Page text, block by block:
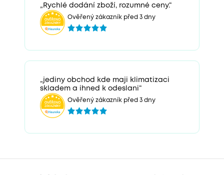
„Rychlé dodání zboží, rozumné ceny.“
Ověřený zákazník před 3 dny
„jediny obchod kde maji klimatizaci
skladem a ihned k odeslani“
Ověřený zákazník před 3 dny